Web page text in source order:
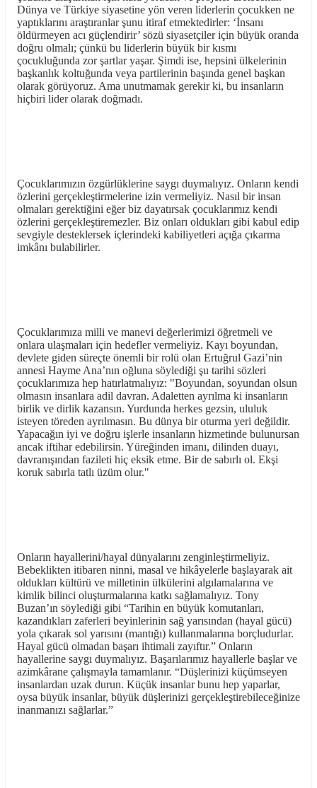
Dünya ve Türkiye siyasetine yön veren liderlerin çocukken ne
yaptıklarını araştıranlar şunu itiraf etmektedirler: ‘İnsanı
öldürmeyen acı güçlendirir’ sözü siyasetçiler için büyük oranda
doğru olmalı; çünkü bu liderlerin büyük bir kısmı
çocukluğunda zor şartlar yaşar. Şimdi ise, hepsini ülkelerinin
başkanlık koltuğunda veya partilerinin başında genel başkan
olarak görüyoruz. Ama unutmamak gerekir ki, bu insanların
hiçbiri lider olarak doğmadı.
Çocuklarımızın özgürlüklerine saygı duymalıyız. Onların kendi
özlerini gerçekleştirmelerine izin vermeliyiz. Nasıl bir insan
olmaları gerektiğini eğer biz dayatırsak çocuklarımız kendi
özlerini gerçekleştiremezler. Biz onları oldukları gibi kabul edip
sevgiyle desteklersek içlerindeki kabiliyetleri açığa çıkarma
imkânı bulabilirler.
Çocuklarımıza milli ve manevi değerlerimizi öğretmeli ve
onlara ulaşmaları için hedefler vermeliyiz. Kayı boyundan,
devlete giden süreçte önemli bir rolü olan Ertuğrul Gazi’nin
annesi Hayme Ana’nın oğluna söylediği şu tarihi sözleri
çocuklarımıza hep hatırlatmalıyız: "Boyundan, soyundan olsun
olmasın insanlara adil davran. Adaletten ayrılma ki insanların
birlik ve dirlik kazansın. Yurdunda herkes gezsin, ululuk
isteyen töreden ayrılmasın. Bu dünya bir oturma yeri değildir.
Yapacağın iyi ve doğru işlerle insanların hizmetinde bulunursan
ancak iftihar edebilirsin. Yüreğinden imanı, dilinden duayı,
davranışından fazileti hiç eksik etme. Bir de sabırlı ol. Ekşi
koruk sabırla tatlı üzüm olur."
Onların hayallerini/hayal dünyalarını zenginleştirmeliyiz.
Bebeklikten itibaren ninni, masal ve hikâyelerle başlayarak ait
oldukları kültürü ve milletinin ülkülerini algılamalarına ve
kimlik bilinci oluşturmalarına katkı sağlamalıyız. Tony
Buzan’ın söylediği gibi “Tarihin en büyük komutanları,
kazandıkları zaferleri beyinlerinin sağ yarısından (hayal gücü)
yola çıkarak sol yarısını (mantığı) kullanmalarına borçludurlar.
Hayal gücü olmadan başarı ihtimali zayıftır.” Onların
hayallerine saygı duymalıyız. Başarılarımız hayallerle başlar ve
azimkârane çalışmayla tamamlanır. “Düşlerinizi küçümseyen
insanlardan uzak durun. Küçük insanlar bunu hep yaparlar,
oysa büyük insanlar, büyük düşlerinizi gerçekleştirebileceğinize
inanmanızı sağlarlar.”